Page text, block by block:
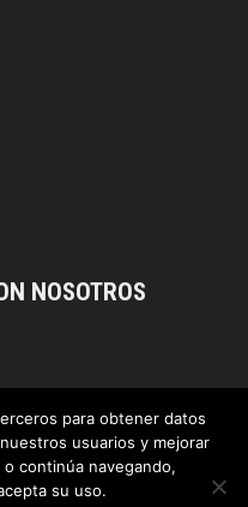
NOSOTROS
para obtener datos
usuarios y mejorar
continúa navegando,
su uso.